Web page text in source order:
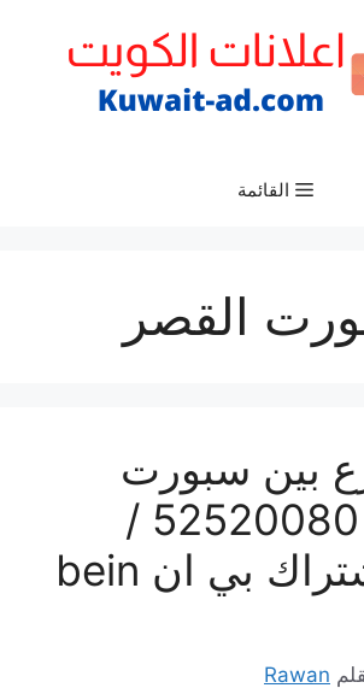
القائمة
القصر
بين سبورت
القصر / 52520080 /
تجديد اشتراك بي ان bein
Rawan